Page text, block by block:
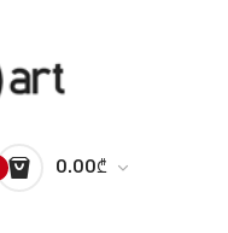
0.00₾